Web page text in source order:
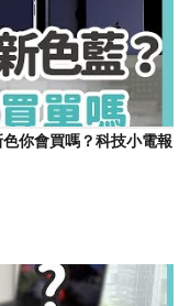
你會買嗎？科技小電報